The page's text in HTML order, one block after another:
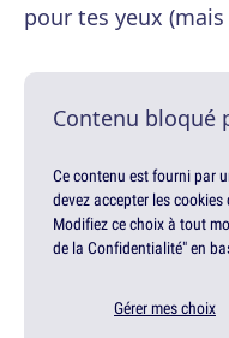
pour tes yeux
Contenu bloqué
Ce contenu est fourni par
devez accepter les
Modifiez ce choix à tout
de la Confidentialité" en
Gérer mes choix